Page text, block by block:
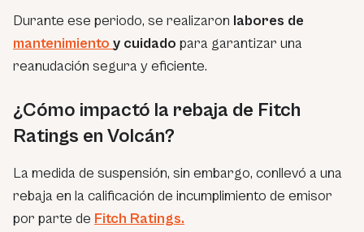
Durante ese periodo, se realizaron labores de
mantenimiento y cuidado para garantizar una
reanudación segura y eficiente.
¿Cómo impactó la rebaja de Fitch
Ratings en Volcán?
La medida de suspensión, sin embargo, conllevó a una
rebaja en la calificación de incumplimiento de emisor
por parte de Fitch Ratings.